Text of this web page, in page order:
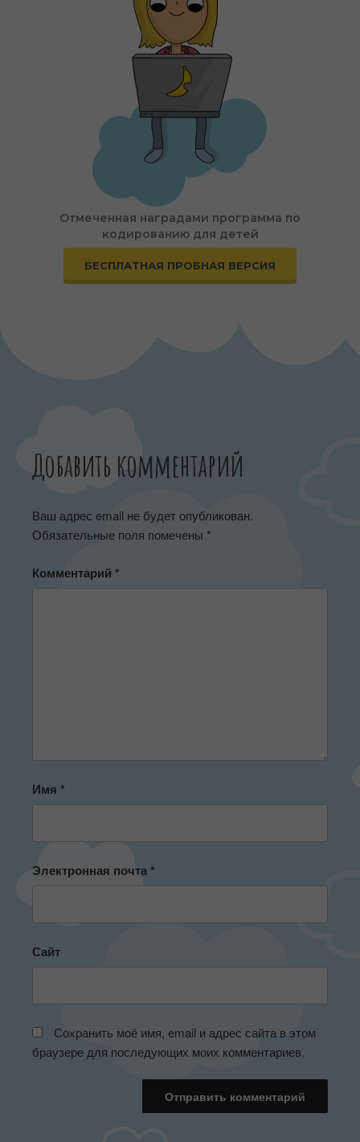
Отмеченная наградами программа по
кодированию для детей
БЕСПЛАТНАЯ ПРОБНАЯ ВЕРСИЯ
Добавить комментарий
Ваш адрес email не будет опубликован.
Обязательные поля помечены *
Комментарий *
Имя *
Электронная почта*
Сайт
Сохранить моё имя, email и адрес сайта в этом
браузере для последующих моих комментариев.